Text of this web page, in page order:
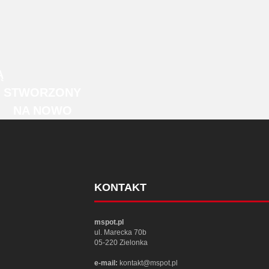
KONTAKT
mspot.pl
ul. Marecka 70b
05-220 Zielonka
e-mail: kontakt@mspot.pl